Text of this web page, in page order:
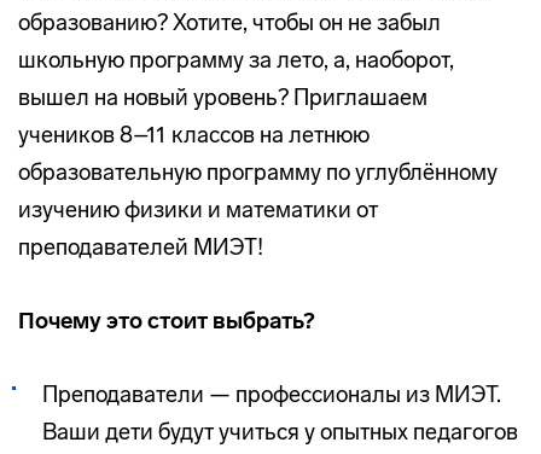
образованию? Хотите, чтобы он не забыл
школьную программу за лето, а, наоборот,
вышел на новый уровень? Приглашаем
учеников 8–11 классов на летнюю
образовательную программу по углублённому
изучению физики и математики от
преподавателей МИЭТ!
Почему это стоит выбрать?
Преподаватели — профессионалы из МИЭТ.
Ваши дети будут учиться у опытных педагогов